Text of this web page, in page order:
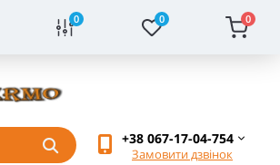
0 0 0
+38 067-17-04-754
Замовити дзвінок